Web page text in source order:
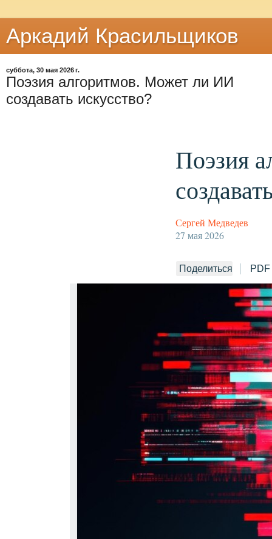
Аркадий Красильщиков
суббота, 30 мая 2026 г.
Поэзия алгоритмов. Может ли ИИ
создавать искусство?
Поэзия
Сергей Медведев
27 мая 2026
Поделиться PDF